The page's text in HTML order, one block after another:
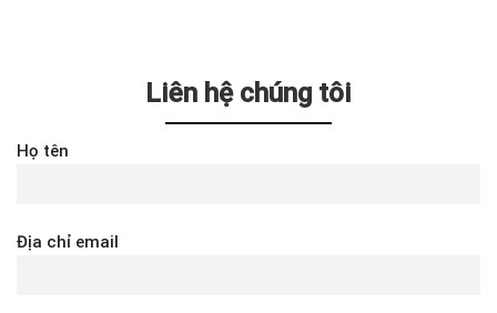
Liên hệ chúng tôi
Họ tên
Địa chỉ email